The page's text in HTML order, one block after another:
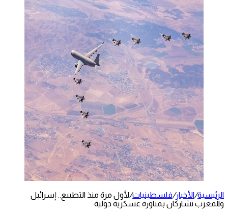
الرئيسية/الأخبار/فلسطينيات/لأول مرة منذ التطبيع.. إسرائيل
والمغرب تشاركان بمناورة عسكرية دولية